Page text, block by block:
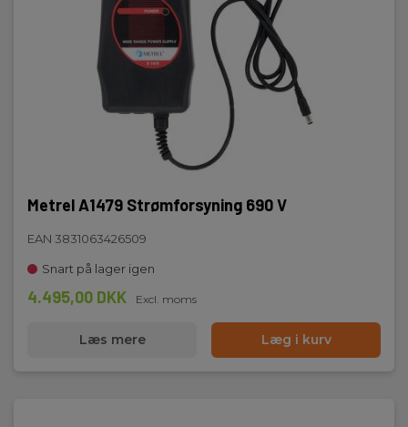
Metrel A1479 Strømforsyning 690 V
EAN 3831063426509
Snart på lager igen
4.495,00 DKK Excl. moms
Læs mere Læg i kurv